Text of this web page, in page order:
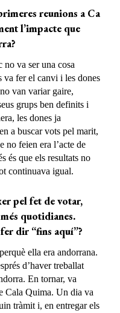
reunions a Ca
l’impacte que
va ser una cosa
va fer el canvi i les dones
van variar gaire,
grups ben definits i
les dones ja
a buscar vots pel marit,
feien era l’acte de
és que els resultats no
continuava igual.
pel fet de votar,
quotidianes.
dir “fins aquí”?
ella era andorrana.
d’haver treballat
En tornar, va
Cala Quima. Un dia va
tràmit i, en entregar els